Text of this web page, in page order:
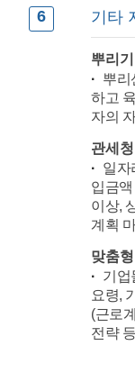
6 기타
뿌리
뿌리
하고
자의
관세
일자
입금
이상,
계획
맞춤
기업
요령,
(근로
전략